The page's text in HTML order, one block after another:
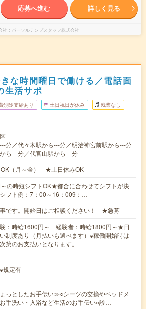
応募へ進む 詳しく見る
社 パーソルテンプスタッフ株式会社
な時間曜日で働ける／電話面
生活サポ
別途支給あり 土日祝日が休み 残業なし
分／代々木駅から---分／明治神宮前駅から---分
ら---分／代官山駅から---分
OK（月～金） ★土日休みOK
の時短シフトOK★都合に合わせてシフトが決
フト例：7：00～16：009：…
です。開始日はご相談ください！ ★急募
：時給1600円～ 経験者：時給1800円～★日
制度あり（月払いも選べます）※稼働開始時は
第のお支払いとなります。
規定有
っとしたお手伝い≫○シーツの交換やベッドメ
手洗い・入浴など生活のお手伝い○診…